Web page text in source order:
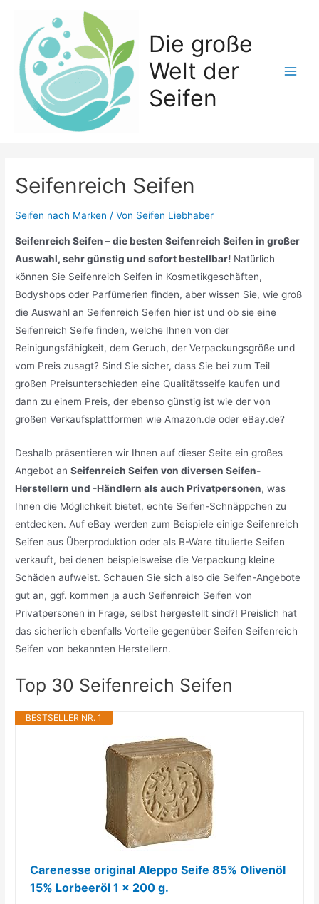
springen
Die große
Welt der
Seifen
Seifenreich Seifen
Seifen nach Marken / Von Seifen Liebhaber
Seifenreich Seifen – die besten Seifenreich Seifen in großer
Auswahl, sehr günstig und sofort bestellbar! Natürlich
können Sie Seifenreich Seifen in Kosmetikgeschäften,
Bodyshops oder Parfümerien finden, aber wissen Sie, wie groß
die Auswahl an Seifenreich Seifen hier ist und ob sie eine
Seifenreich Seife finden, welche Ihnen von der
Reinigungsfähigkeit, dem Geruch, der Verpackungsgröße und
vom Preis zusagt? Sind Sie sicher, dass Sie bei zum Teil
großen Preisunterschieden eine Qualitätsseife kaufen und
dann zu einem Preis, der ebenso günstig ist wie der von
großen Verkaufsplattformen wie Amazon.de oder eBay.de?
Deshalb präsentieren wir Ihnen auf dieser Seite ein großes
Angebot anSeifenreich Seifen von diversen Seifen-
Herstellern und -Händlern als auch Privatpersonen, was
Ihnen die Möglichkeit bietet, echte Seifen-Schnäppchen zu
entdecken. Auf eBay werden zum Beispiele einige Seifenreich
Seifen aus Überproduktion oder als B-Ware titulierte Seifen
verkauft, bei denen beispielsweise die Verpackung kleine
Schäden aufweist. Schauen Sie sich also die Seifen-Angebote
gut an, ggf. kommen ja auch Seifenreich Seifen von
Privatpersonen in Frage, selbst hergestellt sind?! Preislich hat
das sicherlich ebenfalls Vorteile gegenüber Seifen Seifenreich
Seifen von bekannten Herstellern.
Top 30 Seifenreich Seifen
BESTSELLER NR. 1
Carenesse original Aleppo Seife 85% Olivenöl
15% Lorbeeröl 1 x 200 g.